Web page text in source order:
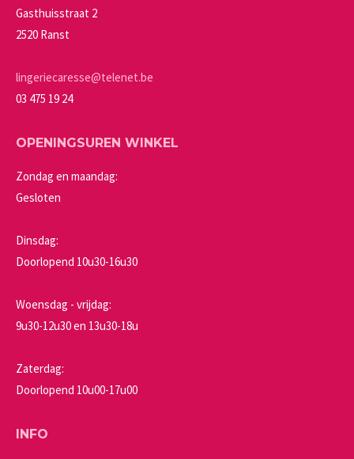
Gasthuisstraat 2
2520 Ranst
lingeriecaresse@telenet.be
03 475 19 24
OPENINGSUREN WINKEL
Zondag en maandag:
Gesloten
Dinsdag:
Doorlopend 10u30-16u30
Woensdag - vrijdag:
9u30-12u30 en 13u30-18u
Zaterdag:
Doorlopend 10u00-17u00
INFO